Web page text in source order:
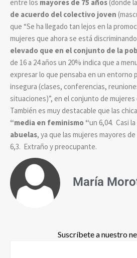
entre los mayores de 75 años(donde
de acuerdo del colectivo joven
que “Se ha llegado tan lejos en la
mujeres que ahora se está
elevado que en el conjunto de la
de 16 a 24 años un 20% indica que a
expresar lo que pensaba en un entorno
insegura (clases, conferencias,
situaciones)”, en el conjunto de mujeres
También es muy destacable que las
“media en feminismo “un 6,04. Casi la
abuelas, ya que las mujeres mayores
6,3. Extraño y preocupante.
María
Suscríbete a nuestro